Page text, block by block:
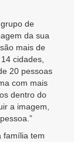
de
da sua
mais de
cidades,
20 pessoas
com mais
dentro do
a imagem,
família tem